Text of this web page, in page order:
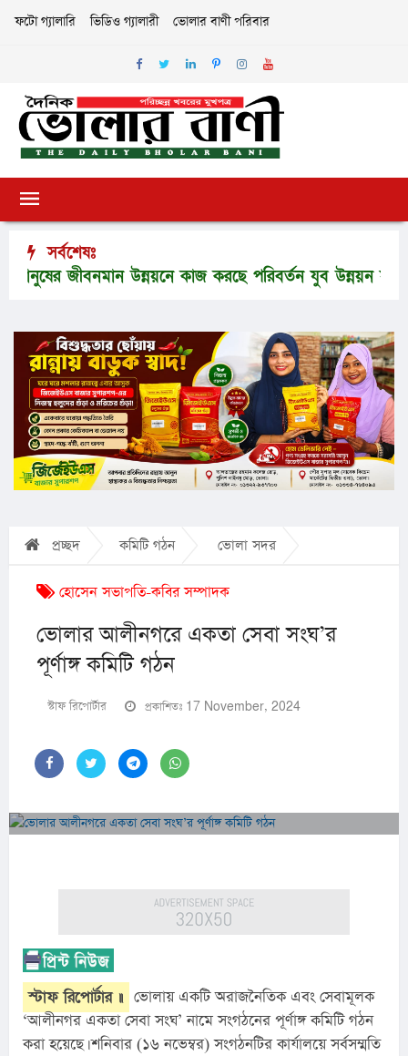
ফটো গ্যালারি ভিডিও গ্যালারী ভোলার বাণী পরিবার
সর্বশেষঃ
জীবনমান উন্নয়নে কাজ করছে পরিবর্তন যুব উন্নয়ন সংস্থা
প্রচ্ছদ কমিটি গঠন ভোলা সদর
হোসেন সভাপতি-কবির সম্পাদক
ভোলার আলীনগরে একতা সেবা সংঘ’র
পূর্ণাঙ্গ কমিটি গঠন
স্টাফ রিপোর্টার প্রকাশিতঃ 17 November, 2024
স্টাফ রিপোর্টার ॥ ভোলায় একটি অরাজনৈতিক এবং সেবামূলক
‘আলীনগর একতা সেবা সংঘ’ নামে সংগঠনের পূর্ণাঙ্গ কমিটি গঠন
করা হয়েছে। শনিবার (১৬ নভেম্বর) সংগঠনটির কার্যালয়ে সর্বসম্মতি